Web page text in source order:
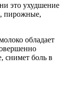
это ухудшение
пирожные,
обладает
снимет боль в